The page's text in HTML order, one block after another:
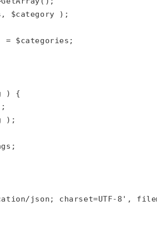
$category );
= $categories;
) {
);
json; charset=UTF-8',